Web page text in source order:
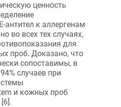
ценность
антител к аллергенам
во всех тех случаях,
для
проб. Доказано, что
сопоставимы, в
случаев при
и кожных проб